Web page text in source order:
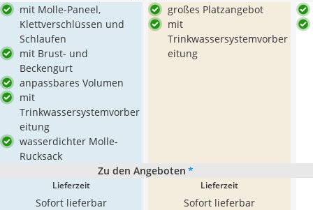
mit Molle-Paneel,
Klettverschlüssen und
Schlaufen
mit Brust- und
Beckengurt
anpassbares Volumen
mit
Trinkwassersystemvorber
eitung
wasserdichter Molle-
Rucksack
großes Platzangebot
mit
Trinkwassersystemvorber
eitung
Zu den Angeboten *
Lieferzeit
Sofort lieferbar
Lieferzeit
Sofort lieferbar